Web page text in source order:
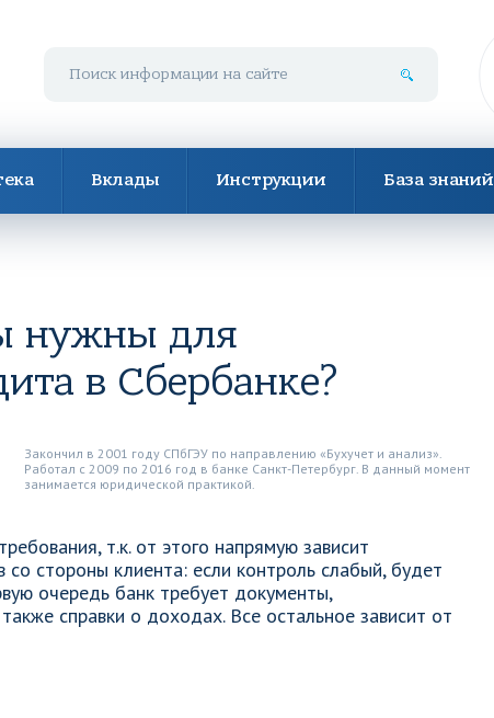
Вклады Инструкции База знаний
нужны для
в Сбербанке?
Закончил в 2001 году СПбГЭУ по направлению «Бухучет и анализ».
Работал с 2009 по 2016 год в банке Санкт-Петербург. В данный момент
занимается юридической практикой.
т.к. от этого напрямую зависит
со стороны клиента: если контроль слабый, будет
очередь банк требует документы,
справки о доходах. Все остальное зависит от